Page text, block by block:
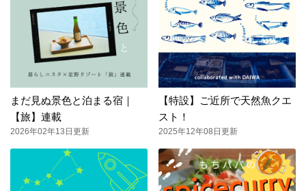
まだ見ぬ景色と泊まる宿｜
【旅】連載
2026年02年13日更新
【特設】ご近所で天然魚クエ
スト！
2025年12年08日更新